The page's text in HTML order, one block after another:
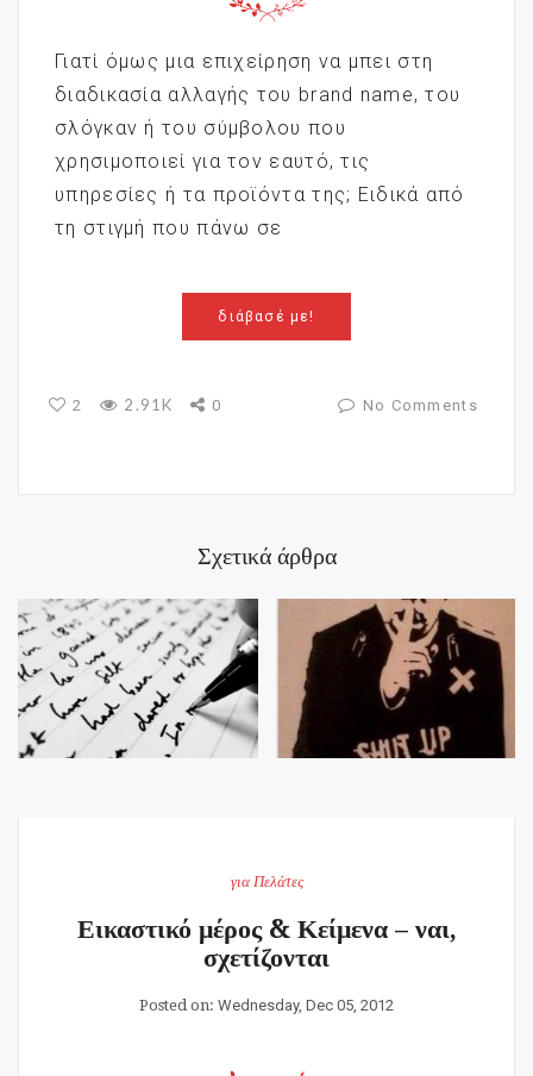
Γιατί όμως μια επιχείρηση να μπει στη
διαδικασία αλλαγής του brand name, του
σλόγκαν ή του σύμβολου που
χρησιμοποιεί για τον εαυτό, τις
υπηρεσίες ή τα προϊόντα της; Ειδικά από
τη στιγμή που πάνω σε
διάβασέ με!
2 2.91K 0 No Comments
Σχετικά άρθρα
για Πελάτες
Εικαστικό μέρος & Κείμενα – ναι,
σχετίζονται
Posted on: Wednesday, Dec 05, 2012